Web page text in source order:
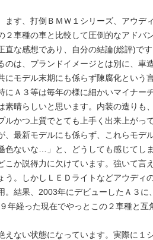
す、打倒ＢＭＷ１シリーズ、アウデ
車種の車と比較して圧倒的なアドバ
な感想であり、自分の結論(総評)です
のは、ブランドイメージとは別に、車
にモデル末期にも係らず陳腐化という
Ａ３等は毎年の様に細かいマイナー
晴らしいと思います。内装の造りも
かつ上質でとても上手く出来上がって
、最新モデルにも係らず、これらモデ
色ないな…」と、どうしても感じてし
か説得力に欠けています。強いて言
。しかしＬＥＤライトなどアウディ
。結果、2003年にデビューしたＡ３に
年経った現在でやっとこの２車種と互
えない状態になっています。実際に１